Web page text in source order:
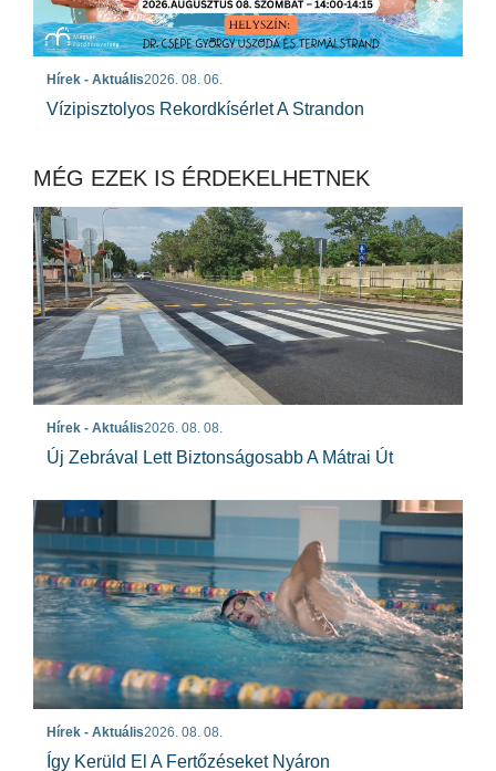
Hírek - Aktuális2026. 08. 06.
Vízipisztolyos Rekordkísérlet A Strandon
MÉG EZEK IS ÉRDEKELHETNEK
Hírek - Aktuális2026. 08. 08.
Új Zebrával Lett Biztonságosabb A Mátrai Út
Hírek - Aktuális2026. 08. 08.
Így Kerüld El A Fertőzéseket Nyáron